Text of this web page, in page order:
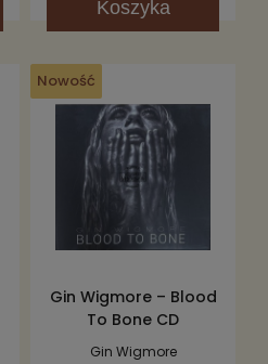
Koszyka
Nowość
Gin Wigmore – Blood
To Bone CD
Gin Wigmore